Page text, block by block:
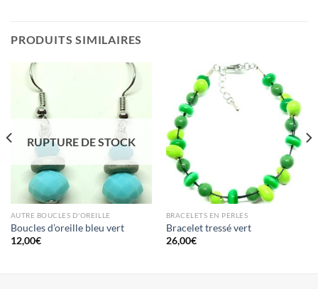
PRODUITS SIMILAIRES
RUPTURE DE STOCK
AUTRE BOUCLES D'OREILLE
Boucles d’oreille bleu vert
12,00€
BRACELETS EN PERLES
Bracelet tressé vert
26,00€